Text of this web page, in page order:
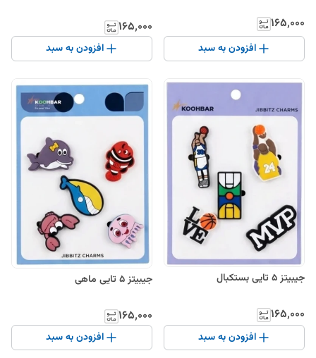
۱۶۵٬۰۰۰
افزودن به سبد
۱۶۵٬۰۰۰
افزودن به سبد
جیبیتز ۵ تایی بستکبال
۱۶۵٬۰۰۰
افزودن به سبد
جیبیتز ۵ تایی ماهی
۱۶۵٬۰۰۰
افزودن به سبد